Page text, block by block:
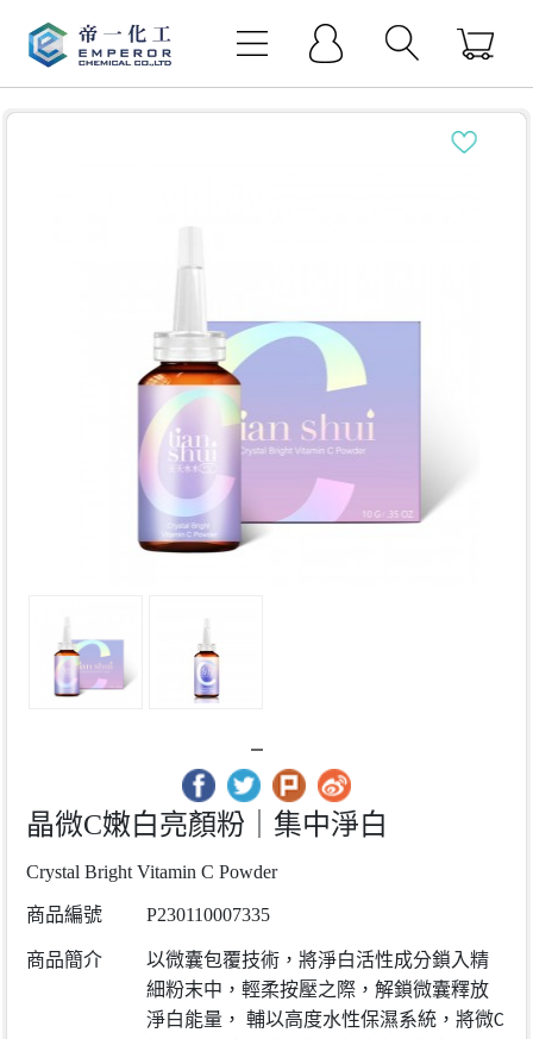
晶微C嫩白亮顏粉｜集中淨白
Crystal Bright Vitamin C Powder
商品編號 P230110007335
商品簡介
以微囊包覆技術，將淨白活性成分鎖入精
細粉末中，輕柔按壓之際，解鎖微囊釋放
淨白能量， 輔以高度水性保濕系統，將微C